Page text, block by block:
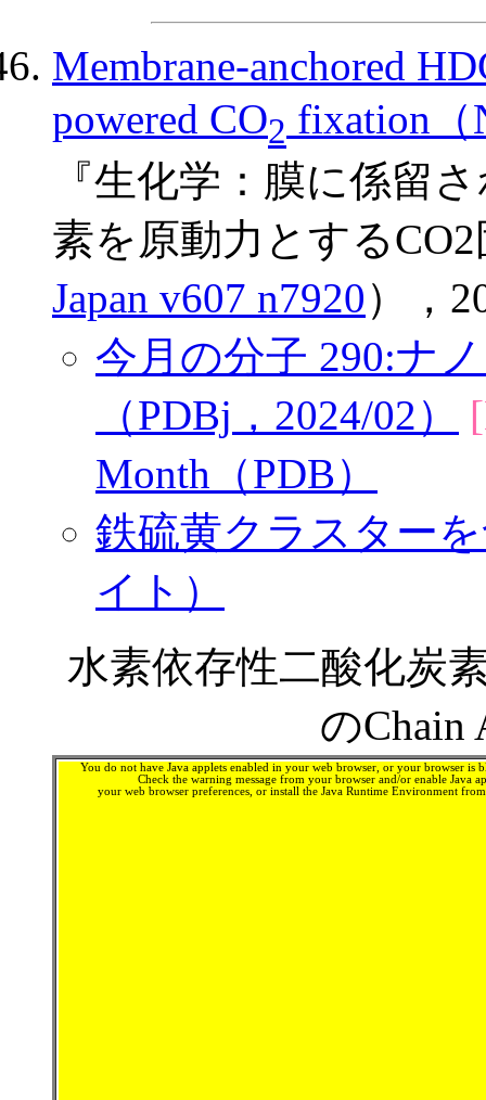
Membrane-anchored
powered CO2 fixation（
『生化学：膜に係留
素を原動力とする
Japan v607 n7920），
今月の分子 290:ナ
（PDBj，2024/02）
Month（PDB）
鉄硫黄クラスター
イト）
水素依存性二酸化炭
のChain
You do not have Java applets enabled in your web browser, or your browser is
Check the warning message from your browser and/or enable Java
your web browser preferences, or install the Java Runtime Environment